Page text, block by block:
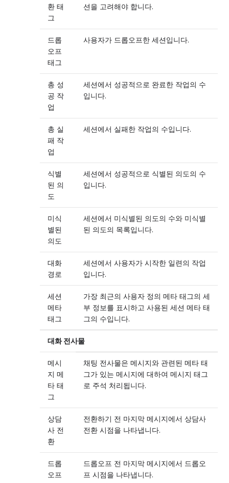
환 태
그
션을 고려해야 합니다.
드롭
오프
태그
사용자가 드롭오프한 세션입니다.
총 성
공 작
업
세션에서 성공적으로 완료한 작업의 수
입니다.
총 실
패 작
업
세션에서 실패한 작업의 수입니다.
식별
된 의
도
세션에서 성공적으로 식별된 의도의 수
입니다.
미식
별된
의도
세션에서 미식별된 의도의 수와 미식별
된 의도의 목록입니다.
대화
경로
세션에서 사용자가 시작한 일련의 작업
입니다.
세션
메타
태그
가장 최근의 사용자 정의 메타 태그의 세
부 정보를 표시하고 사용된 세션 메타 태
그의 수입니다.
대화 전사물
메시
지 메
타 태
그
채팅 전사물은 메시지와 관련된 메타 태
그가 있는 메시지에 대하여 메시지 태그
로 주석 처리됩니다.
상담
사 전
환
전환하기 전 마지막 메시지에서 상담사
전환 시점을 나타냅니다.
드롭
오프
드롭오프 전 마지막 메시지에서 드롭오
프 시점을 나타냅니다.